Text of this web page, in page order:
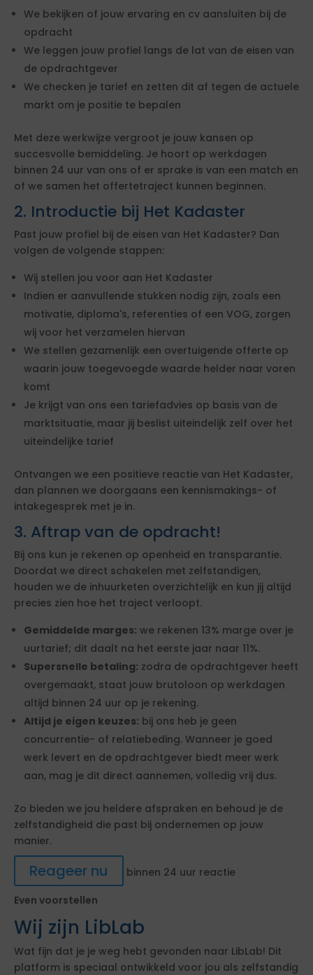
We bekijken of jouw ervaring en cv aansluiten bij de
opdracht
We leggen jouw profiel langs de lat van de eisen van
de opdrachtgever
We checken je tarief en zetten dit af tegen de actuele
markt om je positie te bepalen
Met deze werkwijze vergroot je jouw kansen op
succesvolle bemiddeling. Je hoort op werkdagen
binnen 24 uur van ons of er sprake is van een match en
of we samen het offertetraject kunnen beginnen.
2. Introductie bij Het Kadaster
Past jouw profiel bij de eisen van Het Kadaster? Dan
volgen de volgende stappen:
Wij stellen jou voor aan Het Kadaster
Indien er aanvullende stukken nodig zijn, zoals een
motivatie, diploma's, referenties of een VOG, zorgen
wij voor het verzamelen hiervan
We stellen gezamenlijk een overtuigende offerte op
waarin jouw toegevoegde waarde helder naar voren
komt
Je krijgt van ons een tariefadvies op basis van de
marktsituatie, maar jij beslist uiteindelijk zelf over het
uiteindelijke tarief
Ontvangen we een positieve reactie van Het Kadaster,
dan plannen we doorgaans een kennismakings- of
intakegesprek met je in.
3. Aftrap van de opdracht!
Bij ons kun je rekenen op openheid en transparantie.
Doordat we direct schakelen met zelfstandigen,
houden we de inhuurketen overzichtelijk en kun jij altijd
precies zien hoe het traject verloopt.
Gemiddelde marges: we rekenen 13% marge over je
uurtarief; dit daalt na het eerste jaar naar 11%.
Supersnelle betaling: zodra de opdrachtgever heeft
overgemaakt, staat jouw brutoloon op werkdagen
altijd binnen 24 uur op je rekening.
Altijd je eigen keuzes: bij ons heb je geen
concurrentie- of relatiebeding. Wanneer je goed
werk levert en de opdrachtgever biedt meer werk
aan, mag je dit direct aannemen, volledig vrij dus.
Zo bieden we jou heldere afspraken en behoud je de
zelfstandigheid die past bij ondernemen op jouw
manier.
Reageer nu
binnen 24 uur reactie
Even voorstellen
Wij zijn LibLab
Wat fijn dat je je weg hebt gevonden naar LibLab! Dit
platform is speciaal ontwikkeld voor jou als zelfstandig